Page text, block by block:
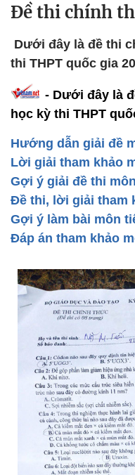
Đề thi chính
Dưới đây là đề thi
thi THPT quốc gia
- Dưới đây là
học kỳ thi THPT
Hướng dẫn giải đề
Lời giải tham khảo
Gợi ý giải đề thi
Đề thi, lời giải tham
Gợi ý làm bài môn
Đáp án tham khảo